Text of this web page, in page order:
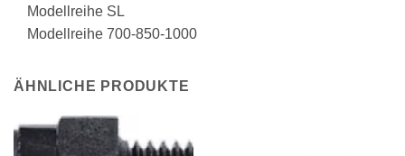
Modellreihe SL
Modellreihe 700-850-1000
ÄHNLICHE PRODUKTE